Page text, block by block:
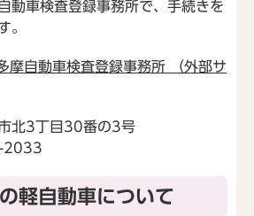
動車検査登録事務所で、手続きを
。
摩自動車検査登録事務所 （外部サ
北3丁目30番の3号
2033
軽自動車について